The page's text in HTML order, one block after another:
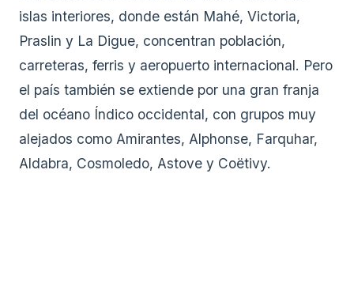
islas interiores, donde están Mahé, Victoria,
Praslin y La Digue, concentran población,
carreteras, ferris y aeropuerto internacional. Pero
el país también se extiende por una gran franja
del océano Índico occidental, con grupos muy
alejados como Amirantes, Alphonse, Farquhar,
Aldabra, Cosmoledo, Astove y Coëtivy.